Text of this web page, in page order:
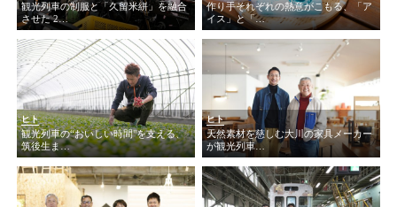
観光列車の制服と「久留米絣」を融合
させた 2…
作り手それぞれの熱意がこもる、「ア
イス」と「…
ヒト
観光列車の“おいしい時間"を支える、
筑後生ま…
ヒト
天然素材を慈しむ大川の家具メーカー
が観光列車…